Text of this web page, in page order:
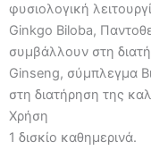
φυσιολογική
Ginkgo Biloba,
συμβάλλουν στη
Ginseng, σύμπλεγμα
στη διατήρηση της
Χρήση
1 δισκίο καθημερινά.